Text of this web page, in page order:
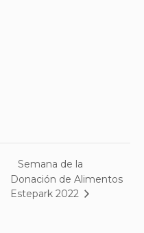
Semana de la
Donación de Alimentos
Estepark 2022